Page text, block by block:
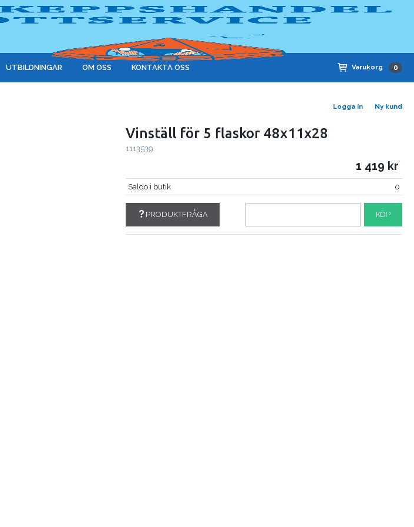
Logga in Ny kund
Varukorg 0
UTBILDNINGAR OM OSS KONTAKTA OSS
Vinställ för 5 flaskor 48x11x28
1113539
1 419
Saldo i butik 0
PRODUKTFRÅGA KÖP